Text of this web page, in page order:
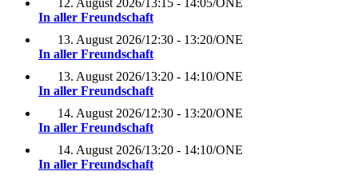
12. August 2026/13:15 - 14:05/ONE
In aller Freundschaft
13. August 2026/12:30 - 13:20/ONE
In aller Freundschaft
13. August 2026/13:20 - 14:10/ONE
In aller Freundschaft
14. August 2026/12:30 - 13:20/ONE
In aller Freundschaft
14. August 2026/13:20 - 14:10/ONE
In aller Freundschaft